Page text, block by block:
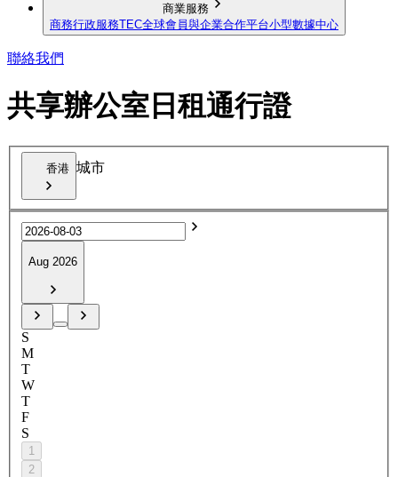
商業服務
商務行政服務TEC全球會員與企業合作平台小型數據中心
聯絡我們
共享辦公室日租通行證
香港 城市
Aug 2026
S
M
T
W
T
F
S
1
2